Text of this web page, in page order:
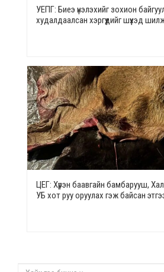
УЕПГ: Биеэ үнэлэхийг зохион
худалдаалсан хэргүүдийг шүүхэд
ЦЕГ: Хүрэн баавгайн бамбарууш,
УБ хот руу оруулах гэж байсан